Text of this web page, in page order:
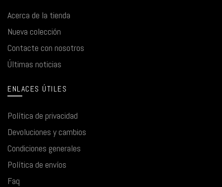
Acerca de la tienda
Nueva colección
Contacte con nosotros
Últimas noticias
ENLACES ÚTILES
Política de privacidad
Devoluciones y cambios
Condiciones generales
Política de envíos
Faq